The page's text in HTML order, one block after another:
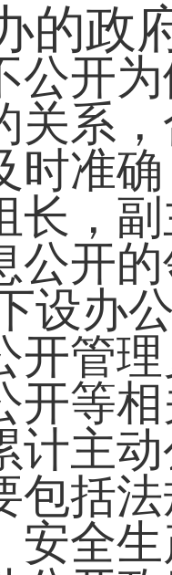
的政
公开
关系
时准
长，
公开
设办
开管
开等
计主
包括
安全